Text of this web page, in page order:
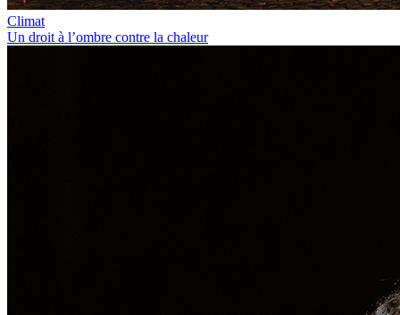
Climat
Un droit à l’ombre contre la chaleur